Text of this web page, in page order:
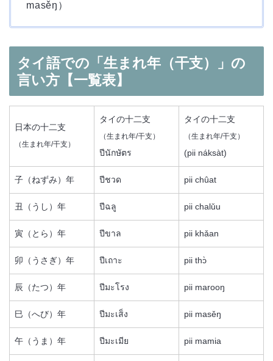
masěŋ）
タイ語での「生まれ年（干支）」の
言い方【一覧表】
日本の十二支
（生まれ年/干支）
タイの十二支
（生まれ年/干支）
ปีนักษัตร
タイの十二支
（生まれ年/干支）
(pii náksàt)
子（ねずみ）年 ปีชวด pii chûat
丑（うし）年 ปีฉลู pii chalǔu
寅（とら）年 ปีขาล pii khǎan
卯（うさぎ）年 ปีเถาะ pii thɔ̀
辰（たつ）年 ปีมะโรง pii marooŋ
巳（へび）年 ปีมะเส็ง pii masěŋ
午（うま）年 ปีมะเมีย pii mamia